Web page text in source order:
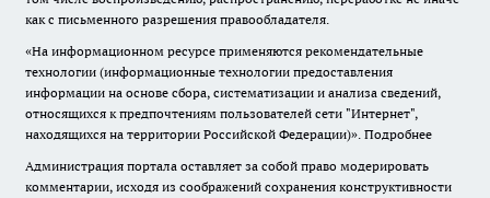
как с письменного разрешения правообладателя.
«На информационном ресурсе применяются рекомендательные
технологии (информационные технологии предоставления
информации на основе сбора, систематизации и анализа сведений,
относящихся к предпочтениям пользователей сети "Интернет",
находящихся на территории Российской Федерации)». Подробнее
Администрация портала оставляет за собой право модерировать
комментарии, исходя из соображений сохранения конструктивности